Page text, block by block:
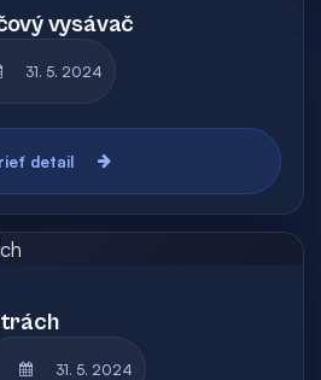
vysávač
31. 5. 2024
detail
31. 5. 2024